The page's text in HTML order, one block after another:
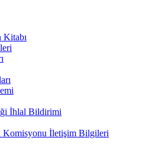
Kitabı
İhlal Bildirimi
Komisyonu İletişim Bilgileri